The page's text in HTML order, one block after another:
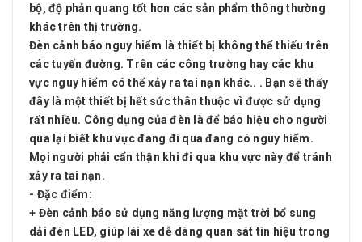
bộ, độ phản quang tốt hơn các sản phẩm thông thường
khác trên thị trường.
Đèn cảnh báo nguy hiểm là thiết bị không thể thiếu trên
các tuyến đường. Trên các công trường hay các khu
vực nguy hiểm có thể xảy ra tai nạn khác.. . Bạn sẽ thấy
đây là một thiết bị hết sức thân thuộc vì được sử dụng
rất nhiều. Công dụng của đèn là để báo hiệu cho người
qua lại biết khu vực đang đi qua đang có nguy hiểm.
Mọi người phải cẩn thận khi đi qua khu vực này để tránh
xảy ra tai nạn.
- Đặc điểm:
+ Đèn cảnh báo sử dụng năng lượng mặt trời bổ sung
dải đèn LED, giúp lái xe dễ dàng quan sát tín hiệu trong